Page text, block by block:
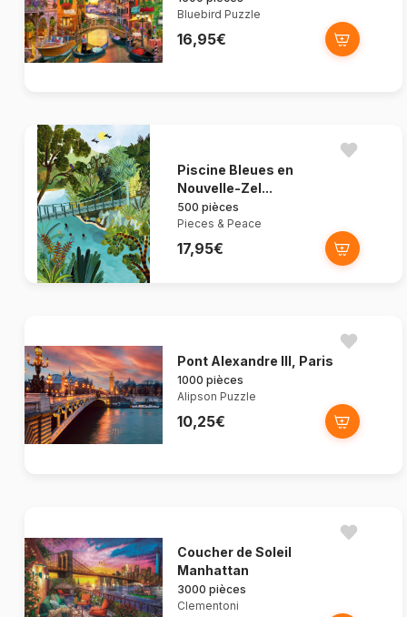
Bluebird Puzzle
16,95€
Piscine Bleues en
Nouvelle-Zel...
500 pièces
Pieces & Peace
17,95€
Pont Alexandre III, Paris
1000 pièces
Alipson Puzzle
10,25€
Coucher de Soleil
Manhattan
3000 pièces
Clementoni